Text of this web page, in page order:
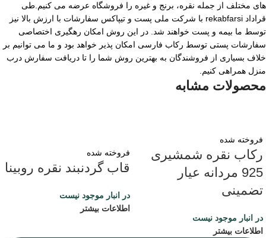
های مختلف از جمله نقره، برنج و غیره را فروشگاه عرضه می کنیم.طی
قراداد rekabfarsi با شرکت ملی پست و تیپاکس سفارشات با ارزش بالا نیز
توسط ما بیمه و پست خواهند شد. در این روش امکان رهگیری اختصاصی
سفارشات پستی توسط رکاب فارسی امکان پذیر خواهد بود و ما می توانیم بر
خلاف بسیاری از فروشندگان به بهترین روش شما را تا دریافت سفارش درب
منزل همراهی کنیم.
محصولات مشابه
فروخته شده
رکاب نقره شمشیری
925 مردانه عیار
تضمینی
در انبار موجود نیست
اطلاعات بیشتر
فروخته شده
قاب گردنبند نقره روبینا
در انبار موجود نیست
اطلاعات بیشتر